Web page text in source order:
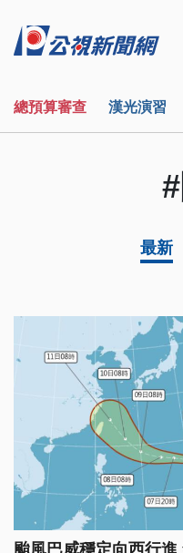
總預算審查 漢光演習
最新